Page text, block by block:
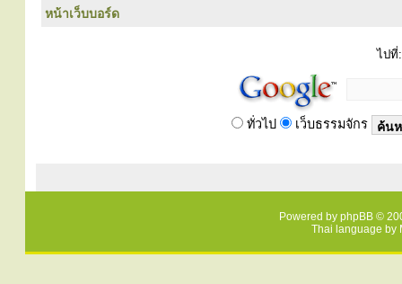
หน้าเว็บบอร์ด
ไปที่:
ทั่วไป เว็บธรรมจักร
Powered by phpBB ©
Thai language by